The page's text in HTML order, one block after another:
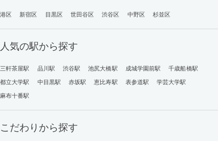
港区 新宿区 目黒区 世田谷区 渋谷区 中野区 杉並区
人気の駅から探す
三軒茶屋駅 品川駅 渋谷駅 池尻大橋駅 成城学園前駅
千歳船橋駅
都立大学駅
中目黒駅 赤坂駅 恵比寿駅 表参道駅
学芸大学駅
麻布十番駅
こだわりから探す